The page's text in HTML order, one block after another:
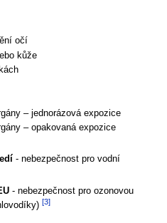
očí
kůže
– jednorázová expozice
– opakovaná expozice
- nebezpečnost pro vodní
- nebezpečnost pro ozonovou
[3]